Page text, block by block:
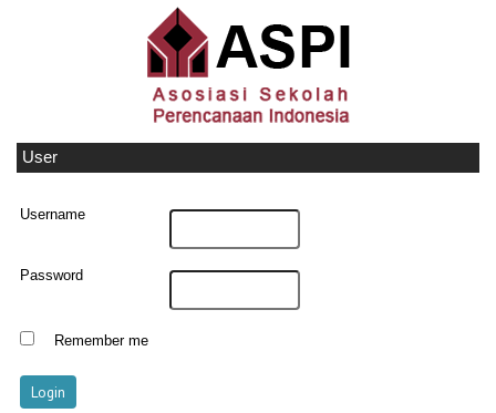
User
Username
Password
Remember me